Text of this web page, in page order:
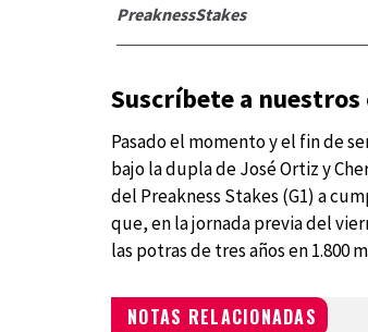
PreaknessStakes
Suscríbete a nuestros
Pasado el momento y el fin de
bajo la dupla de José Ortiz y
del Preakness Stakes (G1) a
que, en la jornada previa del
las potras de tres años en 1.800
NOTAS RELACIONADAS